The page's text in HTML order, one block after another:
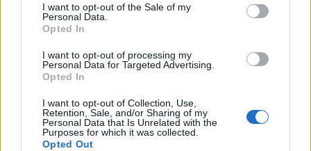
I want to opt-out of the Sale of my
Personal Data.
Opted In
I want to opt-out of processing my
Personal Data for Targeted Advertising.
Opted In
I want to opt-out of Collection, Use,
Retention, Sale, and/or Sharing of my
Personal Data that Is Unrelated with the
Purposes for which it was collected.
Opted Out
Νέα διοίκηση για το Κέντρο Κρητικής Λογοτεχνίας
Στα ύψη το Σάββατο (08/08) ο υδράργυρος: Σε ποια
ΠΕΡΙΣΣΟΤΕΡΑ